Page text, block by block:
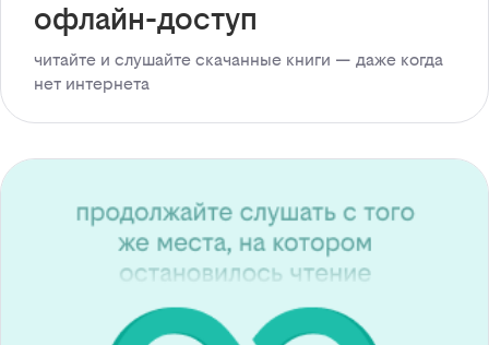
офлайн-доступ
читайте и слушайте скачанные книги — даже когда
нет интернета